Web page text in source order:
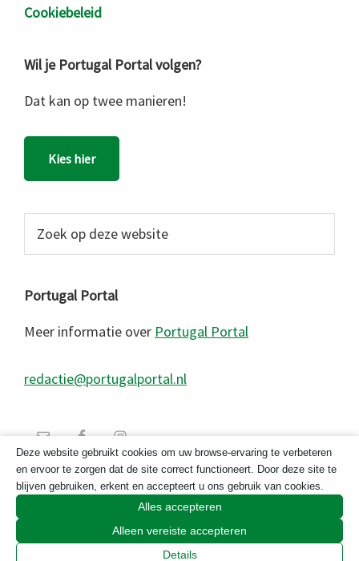
Cookiebeleid
Wil je Portugal Portal volgen?
Dat kan op twee manieren!
Kies hier
website
Portugal Portal
Meer informatie over Portugal Portal
redactie@portugalportal.nl
© 2026 Copyright Portugal Portal 2023
Deze website gebruikt cookies om uw browse-ervaring te verbeteren
en ervoor te zorgen dat de site correct functioneert. Door deze site te
blijven gebruiken, erkent en accepteert u ons gebruik van cookies.
Alles accepteren
Alleen vereiste accepteren
Details